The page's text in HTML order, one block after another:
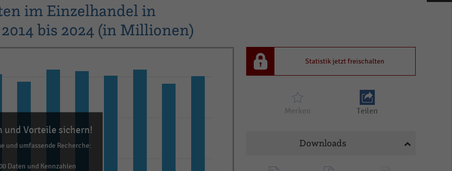
im Einzelhandel in
bis 2024 (in Millionen)
und Vorteile sichern!
und umfassende Recherche:
Daten und Kennzahlen
Statistik jetzt freischalten
Merken Teilen
Downloads